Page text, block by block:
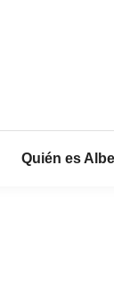
Quién es